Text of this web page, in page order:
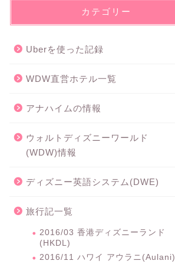
カテゴリー
Uberを使った記録
WDW直営ホテル一覧
アナハイムの情報
ウォルトディズニーワールド
(WDW)情報
ディズニー英語システム(DWE)
旅行記一覧
2016/03 香港ディズニーランド
(HKDL)
2016/11 ハワイ アウラニ(Aulani)